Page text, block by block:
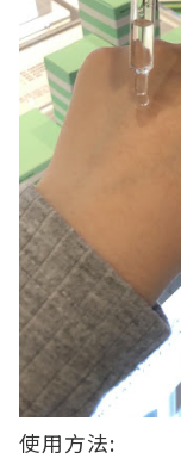
使用方法: